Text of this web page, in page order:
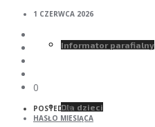
Informator parafialny
Dla dzieci
1 CZERWCA 2026
0
POSTED IN:
HASŁO MIESIĄCA